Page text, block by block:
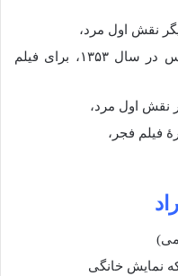
نقش اول مرد،
در ششمین دورهٔ جشنوارهٔ سپاس در سال ۱۳۵۳، برای فیلم
نقش اول مرد،
فیلم فجر،